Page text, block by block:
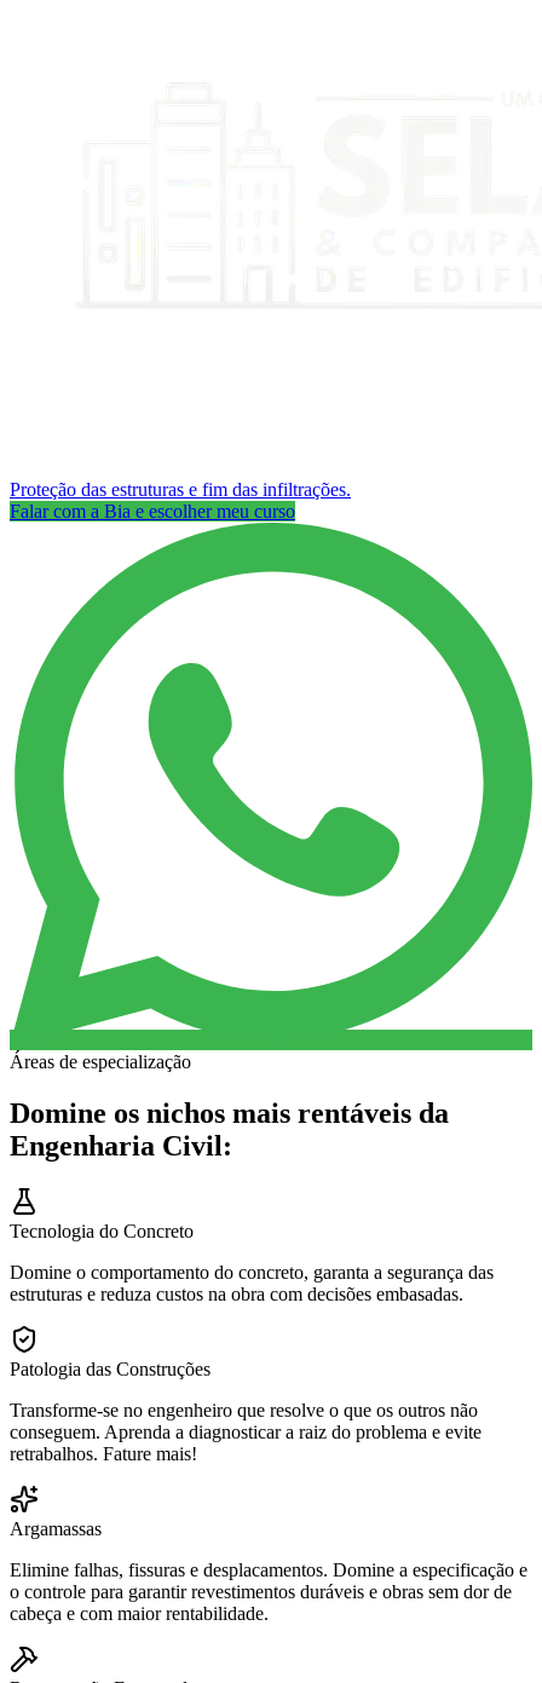
Proteção das estruturas e fim das infiltrações.
Falar com a Bia e escolher meu curso
Áreas de especialização
Domine os nichos mais rentáveis da
Engenharia Civil:
Tecnologia do Concreto
Domine o comportamento do concreto, garanta a segurança das
estruturas e reduza custos na obra com decisões embasadas.
Patologia das Construções
Transforme-se no engenheiro que resolve o que os outros não
conseguem. Aprenda a diagnosticar a raiz do problema e evite
retrabalhos. Fature mais!
Argamassas
Elimine falhas, fissuras e desplacamentos. Domine a especificação e
o controle para garantir revestimentos duráveis e obras sem dor de
cabeça e com maior rentabilidade.